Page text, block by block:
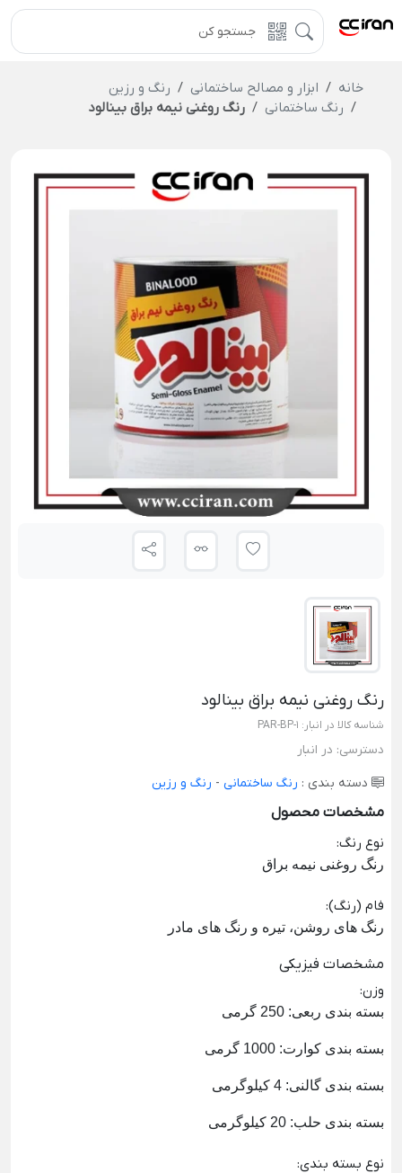
خانه ابزار و مصالح ساختمانی
رنگ و رزین
رنگ ساختمانی
رنگ روغنی نیمه براق بینالود
رنگ روغنی نیمه براق بینالود
شناسه کالا در انبار: PAR-BP-1
دسترسی: در انبار
دسته بندی : رنگ ساختمانی - رنگ و رزین
مشخصات محصول
نوع رنگ:
رنگ روغنی نیمه براق
فام (رنگ):
رنگ های روشن، تیره و رنگ های مادر
مشخصات فیزیکی
وزن:
بسته بندی ربعی: 250 گرمی
بسته بندی کوارت: 1000 گرمی
بسته بندی گالنی: 4 کیلوگرمی
بسته بندی حلب: 20 کیلوگرمی
نوع بسته بندی: